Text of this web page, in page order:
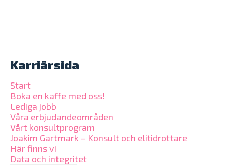
Karriärsida
Start
Boka en kaffe med oss!
Lediga jobb
Våra erbjudandeområden
Vårt konsultprogram
Joakim Gartmark – Konsult och elitidrottare
Här finns vi
Data och integritet